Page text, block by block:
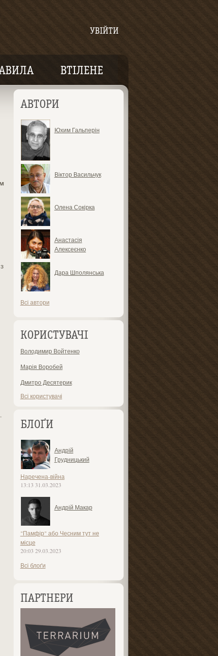
УВІЙТИ
ВТІЛЕНЕ
АВТОРИ
Юхим Гальперін
Віктор Васильчук
Олена Сокірка
Анастасія
Алексеєнко
Дара Шполянська
Всі автори
КОРИСТУВАЧІ
Володимир Войтенко
Марія Воробей
Дмитро Десятерик
Всі користувачі
БЛОҐИ
Андрій
Грудницький
Наречена-війна
13:13 31.03.2023
Андрій Макар
"Памфір" або Чесним тут не
місце
20:03 29.03.2023
Всі блоґи
ПАРТНЕРИ